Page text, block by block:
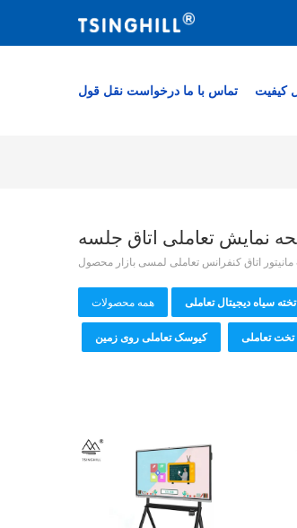
کیفیت تماس با ما درخواست نقل قول
نمایش تعاملی اتاق جلسه
همه محصولات تخته سیاه دیجیتال تعاملی
کیوسک تعاملی روی زمین تعاملی